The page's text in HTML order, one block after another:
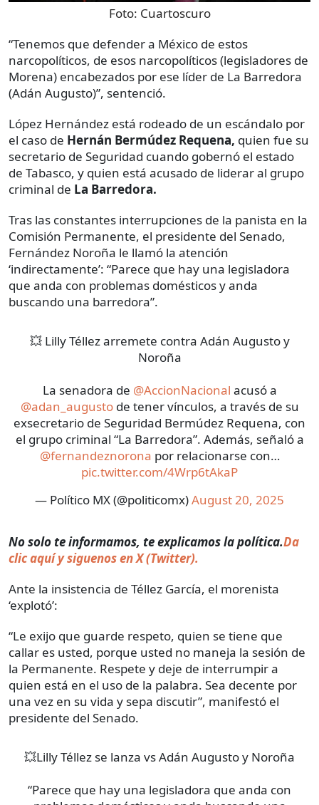
Foto: Cuartoscuro
“Tenemos que defender a México de estos
narcopolíticos, de esos narcopolíticos (legisladores de
Morena) encabezados por ese líder de La Barredora
(Adán Augusto)”, sentenció.
López Hernández está rodeado de un escándalo por
el caso de Hernán Bermúdez Requena, quien fue su
secretario de Seguridad cuando gobernó el estado
de Tabasco, y quien está acusado de liderar al grupo
criminal de La Barredora.
Tras las constantes interrupciones de la panista en la
Comisión Permanente, el presidente del Senado,
Fernández Noroña le llamó la atención
‘indirectamente’: “Parece que hay una legisladora
que anda con problemas domésticos y anda
buscando una barredora”.
💥 Lilly Téllez arremete contra Adán Augusto y
Noroña
La senadora de @AccionNacional acusó a
@adan_augustode tener vínculos, a través de su
exsecretario de Seguridad Bermúdez Requena, con
el grupo criminal “La Barredora”. Además, señaló a
@fernandeznorona por relacionarse con…
pic.twitter.com/4Wrp6tAkaP
— Político MX (@politicomx)August 20, 2025
No solo te informamos, te explicamos la política.Da
clic aquí y siguenos en X (Twitter).
Ante la insistencia de Téllez García, el morenista
‘explotó’:
“Le exijo que guarde respeto, quien se tiene que
callar es usted, porque usted no maneja la sesión de
la Permanente. Respete y deje de interrumpir a
quien está en el uso de la palabra. Sea decente por
una vez en su vida y sepa discutir”, manifestó el
presidente del Senado.
💥Lilly Téllez se lanza vs Adán Augusto y Noroña
“Parece que hay una legisladora que anda con